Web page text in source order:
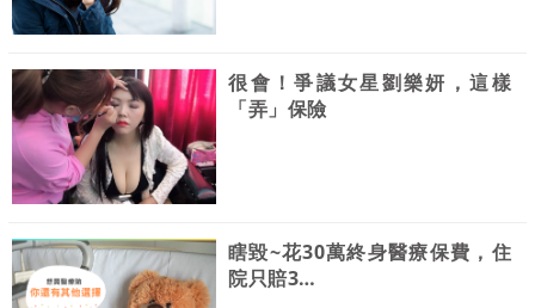
很會！爭議女星劉樂妍，這樣
「弄」保險
瞎毀~花30萬終身醫療保費，住
院只賠3…